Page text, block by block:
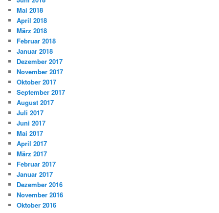
Mai 2018
April 2018
März 2018
Februar 2018
Januar 2018
Dezember 2017
November 2017
Oktober 2017
September 2017
August 2017
Juli 2017
Juni 2017
Mai 2017
April 2017
März 2017
Februar 2017
Januar 2017
Dezember 2016
November 2016
Oktober 2016